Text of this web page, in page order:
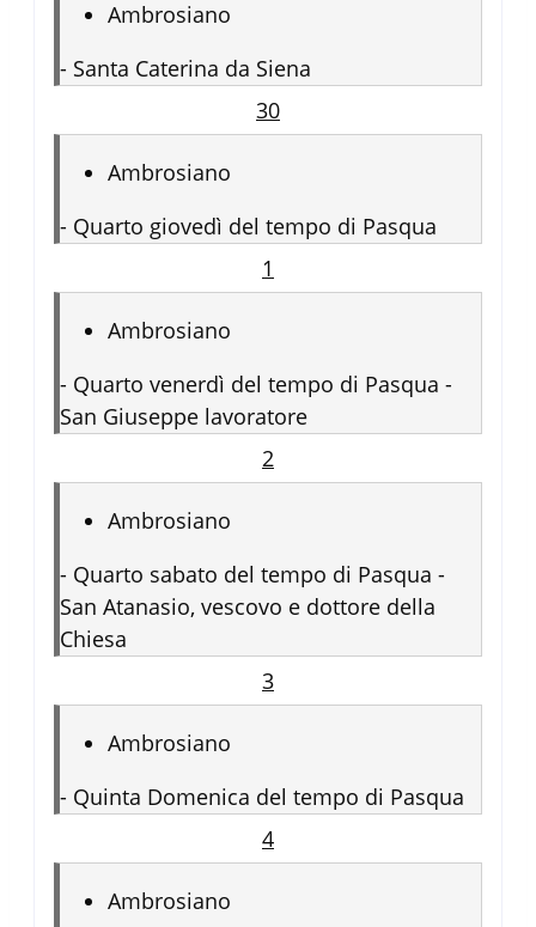
Ambrosiano
- Santa Caterina da Siena
30
Ambrosiano
- Quarto giovedì del tempo di Pasqua
1
Ambrosiano
- Quarto venerdì del tempo di Pasqua -
San Giuseppe lavoratore
2
Ambrosiano
- Quarto sabato del tempo di Pasqua -
San Atanasio, vescovo e dottore della
Chiesa
3
Ambrosiano
- Quinta Domenica del tempo di Pasqua
4
Ambrosiano